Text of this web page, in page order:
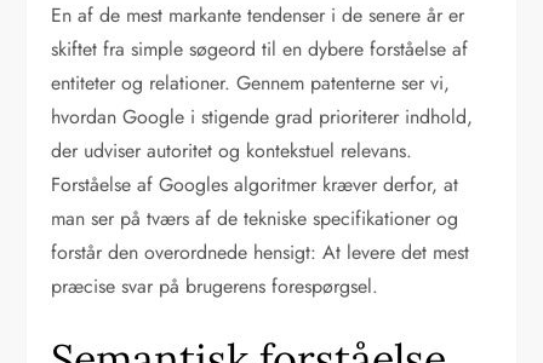
En af de mest markante tendenser i de senere år er
skiftet fra simple søgeord til en dybere forståelse af
entiteter og relationer. Gennem patenterne ser vi,
hvordan Google i stigende grad prioriterer indhold,
der udviser autoritet og kontekstuel relevans.
Forståelse af Googles algoritmer kræver derfor, at
man ser på tværs af de tekniske specifikationer og
forstår den overordnede hensigt: At levere det mest
præcise svar på brugerens forespørgsel.